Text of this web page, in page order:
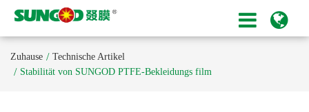
Zuhause
Technische Artikel
Stabilität von SUNGOD PTFE-Bekleidungs film